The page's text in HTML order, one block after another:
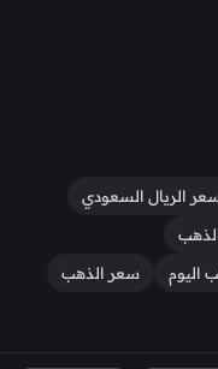
الريال السعودي
اليوم سعر الذهب